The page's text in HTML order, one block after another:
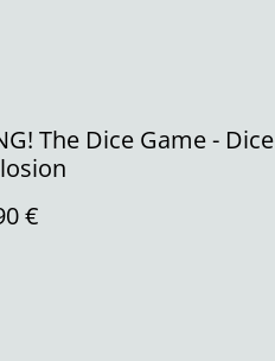
The Dice Game - Dice
€